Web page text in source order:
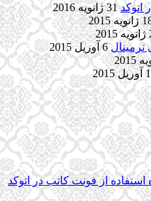
31 ژانویه 2016
2015
ترمینال 6 آوریل 2015
2015
استفاده از فونت کاتب در اتوکد